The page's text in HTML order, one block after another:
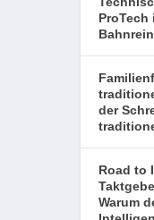
der
Road to
Warum